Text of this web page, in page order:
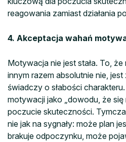
reagowania zamiast działania
4. Akceptacja wahań
Motywacja nie jest stała. To,
innym razem absolutnie nie, jest
świadczy o słabości
motywacji jako „dowodu, że się
poczucie skuteczności.
nie jak na sygnały: może plan
brakuje odpoczynku, może